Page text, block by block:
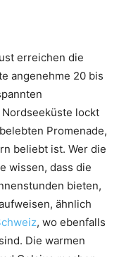
erreichen die
angenehme 20 bis
lockt
Promenade,
beliebt ist. Wer die
wissen, dass die
bieten,
ähnlich
, wo ebenfalls
Die warmen